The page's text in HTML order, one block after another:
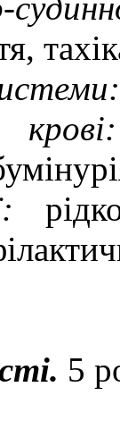
5